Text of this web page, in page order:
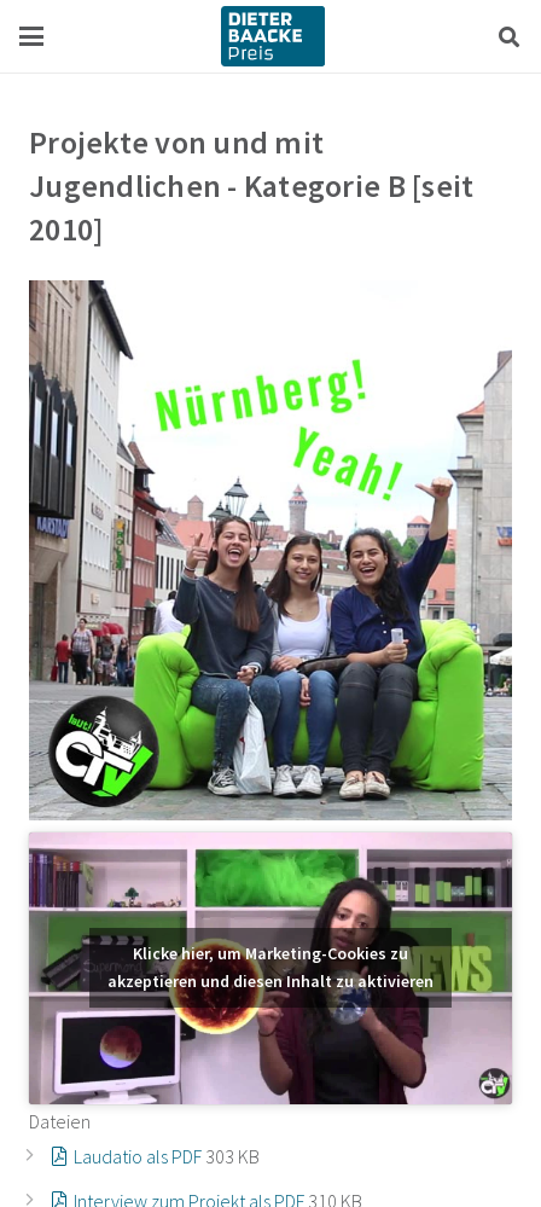
Inhalt
Navigation
Projekte von und mit
Jugendlichen - Kategorie B [seit
2010]
Klicke hier, um Marketing-Cookies zu
akzeptieren und diesen Inhalt zu aktivieren
Dateien
Laudatio als PDF 303 KB
Interview zum Projekt als PDF 310 KB